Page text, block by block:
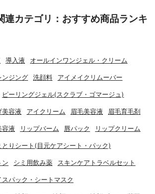
連カテゴリ：おすすめ商品ランキ
導入液 オールインワンジェル・クリーム
ンジング 洗顔料 アイメイクリムーバー
ピーリングジェル(スクラブ・ゴマージュ)
美容液 アイクリーム 眉毛美容液 眉毛育毛剤
容液 リップバーム 唇パック リップクリーム
とりシート(目元ケアシート・パック)
ン シミ用飲み薬 スキンケアトラベルセット
スパック・シートマスク